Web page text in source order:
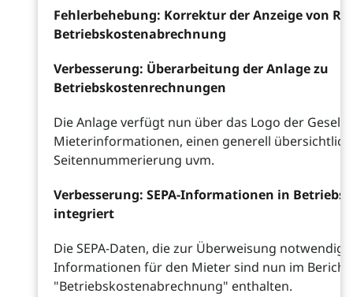
Fehlerbehebung: Korrektur der Anzeige von
Betriebskostenabrechnung
Verbesserung: Überarbeitung der Anlage zu
Betriebskostenrechnungen
Die Anlage verfügt nun über das Logo der
Mieterinformationen, einen generell
Seitennummerierung uvm.
Verbesserung: SEPA-Informationen in
integriert
Die SEPA-Daten, die zur Überweisung notwendig
Informationen für den Mieter sind nun im Bericht
"Betriebskostenabrechnung" enthalten.